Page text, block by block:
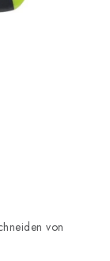
von